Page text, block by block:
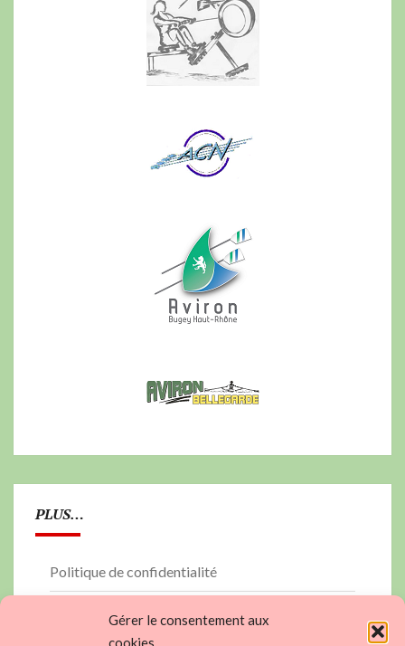
Gérer le consentement aux
cookies
PLUS…
Politique de confidentialité
PLAN DU SITE